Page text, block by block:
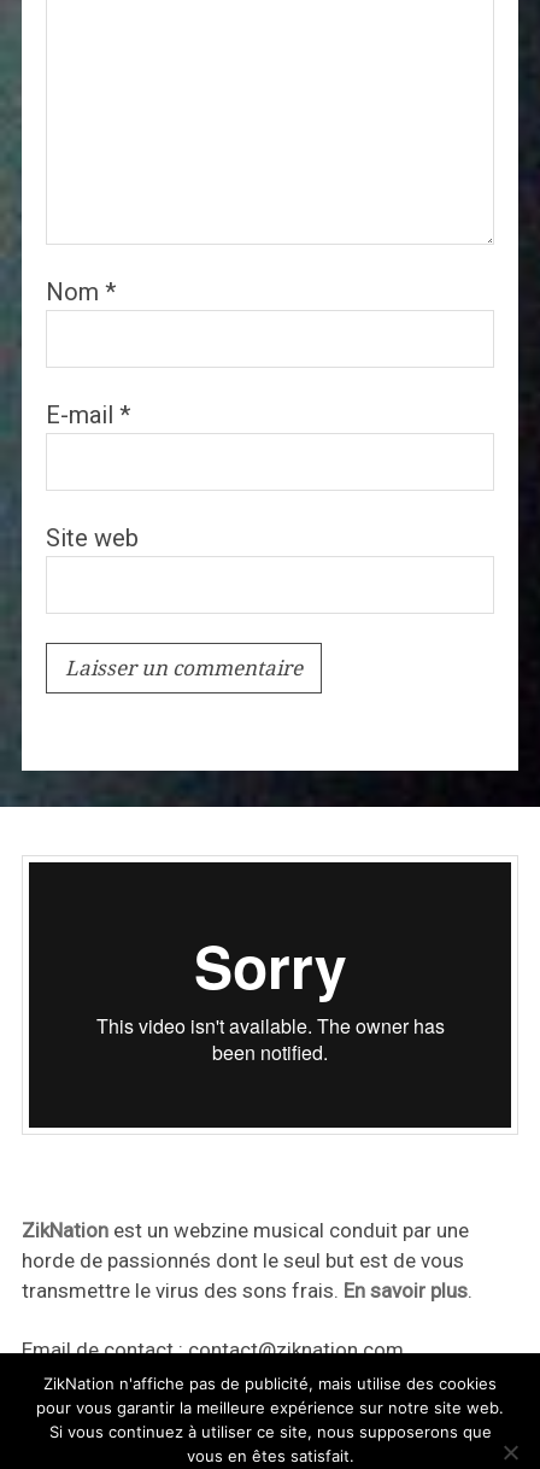
Nom *
E-mail *
Site web
ZikNationest un webzine musical conduit par une
horde de passionnés dont le seul but est de vous
transmettre le virus des sons frais. En savoir plus.
Email de contact :contact@ziknation.com
ZikNation n'affiche pas de publicité, mais utilise des cookies
pour vous garantir la meilleure expérience sur notre site web.
Si vous continuez à utiliser ce site, nous supposerons que
vous en êtes satisfait.